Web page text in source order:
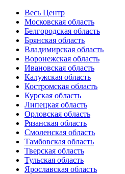
Весь Центр
Московская область
Белгородская область
Брянская область
Владимирская область
Воронежская область
Ивановская область
Калужская область
Костромская область
Курская область
Липецкая область
Орловская область
Рязанская область
Смоленская область
Тамбовская область
Тверская область
Тульская область
Ярославская область